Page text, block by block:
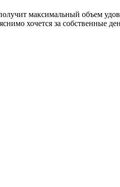
максимальный объем
хочется за собственные